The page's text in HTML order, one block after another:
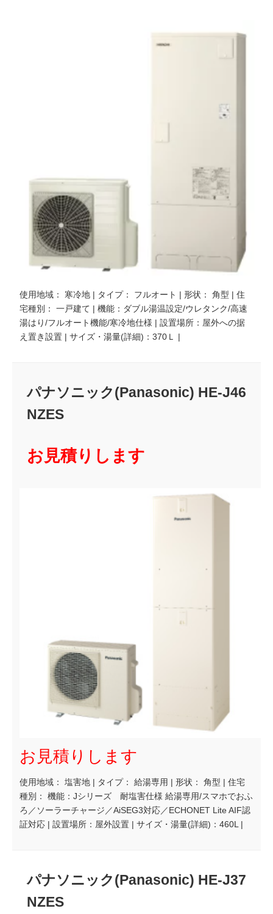
使用地域： 寒冷地 | タイプ： フルオート | 形状： 角型 | 住
宅種別： 一戸建て | 機能：ダブル湯温設定/ウレタンク/高速
湯はり/フルオート機能/寒冷地仕様 | 設置場所：屋外への据
え置き設置 | サイズ・湯量(詳細)：370Ｌ |
パナソニック(Panasonic) HE-J46
NZES
お見積りします
お見積りします
使用地域： 塩害地 | タイプ： 給湯専用 | 形状： 角型 | 住宅
種別： 機能：Jシリーズ 耐塩害仕様 給湯専用/スマホでおふ
ろ／ソーラーチャージ／AiSEG3対応／ECHONET Lite AIF認
証対応 | 設置場所：屋外設置 | サイズ・湯量(詳細)：460L |
パナソニック(Panasonic) HE-J37
NZES